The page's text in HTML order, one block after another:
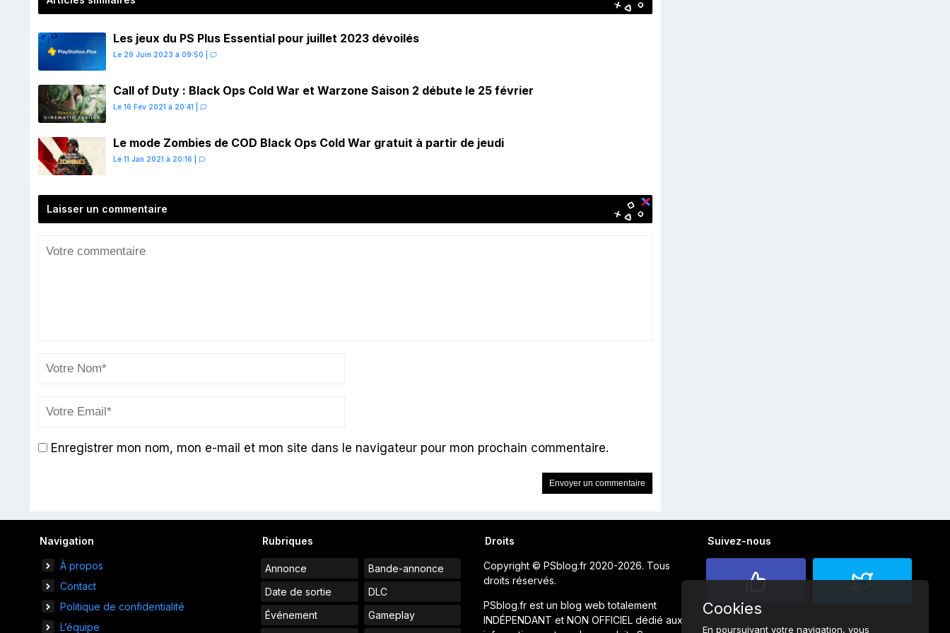
Les jeux du PS Plus Essential pour juillet 2023 dévoilés
Le 29 Juin 2023 à 09:50
Call of Duty : Black Ops Cold War et Warzone Saison 2 débute le 25 février
Le 16 Fév 2021 à 20:41
Le mode Zombies de COD Black Ops Cold War gratuit à partir de jeudi
Le 11 Jan 2021 à 20:16
Laisser un commentaire
Enregistrer mon nom, mon e-mail et mon site dans le navigateur pour mon prochain commentaire.
Navigation
À propos
Contact
Politique de confidentialité
L’équipe
Rubriques
Annonce
Bande-annonce
Date de sortie
DLC
Événement
Gameplay
Droits
Copyright © PSblog.fr 2020-2026. Tous
droits réservés.
PSblog.fr est un blog web totalement
INDÉPENDANT et NON OFFICIEL dédié aux
Suivez-nous
Cookies
En poursuivant votre navigation, vous